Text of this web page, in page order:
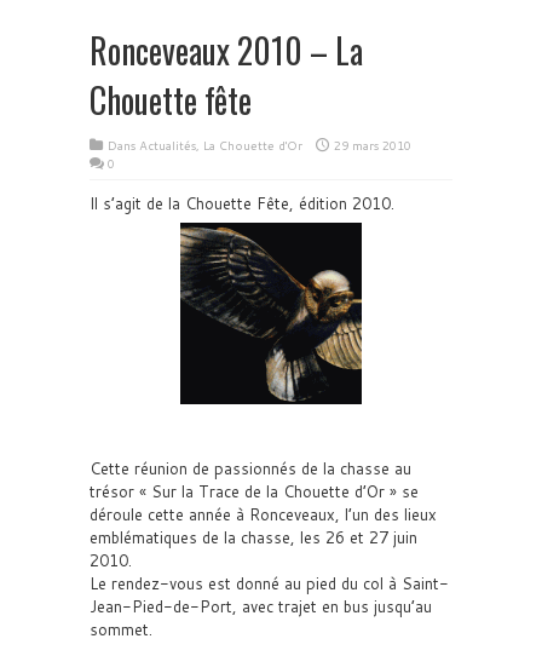
Ronceveaux 2010 – La
Chouette fête
Dans Actualités, La Chouette d'Or
29 mars 2010
0
Il s’agit de la Chouette Fête, édition 2010.
Cette réunion de passionnés de la chasse au
trésor « Sur la Trace de la Chouette d’Or » se
déroule cette année à Ronceveaux, l’un des lieux
emblématiques de la chasse, les 26 et 27 juin
2010.
Le rendez-vous est donné au pied du col à Saint-
Jean-Pied-de-Port, avec trajet en bus jusqu’au
sommet.